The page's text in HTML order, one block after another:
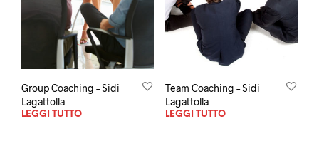
Group Coaching – Sidi
Lagattolla
LEGGI TUTTO
Team Coaching – Sidi
Lagattolla
LEGGI TUTTO